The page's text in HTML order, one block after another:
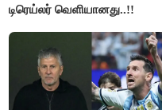
டிரெய்லர் வெளியானது..!!